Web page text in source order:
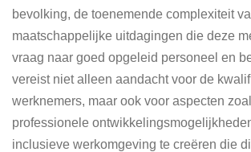
bevolking, de toenemende complexiteit
maatschappelijke uitdagingen die deze
vraag naar goed opgeleid personeel en
vereist niet alleen aandacht voor de
werknemers, maar ook voor aspecten
professionele
inclusieve werkomgeving te creëren die